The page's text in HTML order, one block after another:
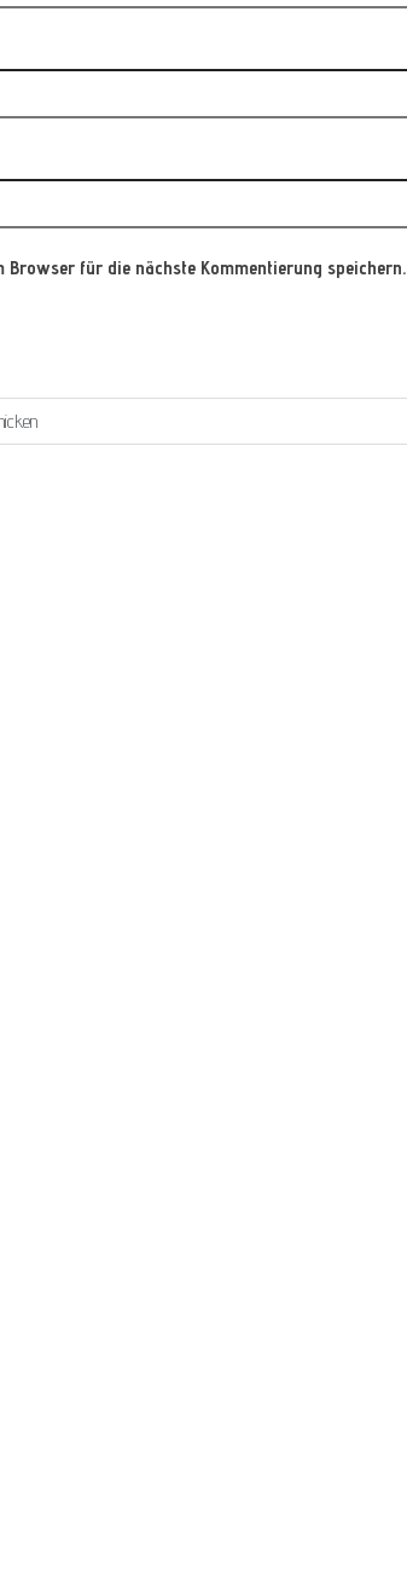
Browser für die nächste Kommentierung speichern.